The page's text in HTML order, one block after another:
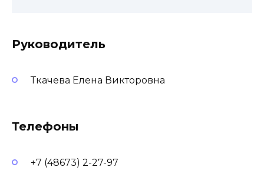
Руководитель
Ткачева Елена Викторовна
Телефоны
+7 (48673) 2-27-97